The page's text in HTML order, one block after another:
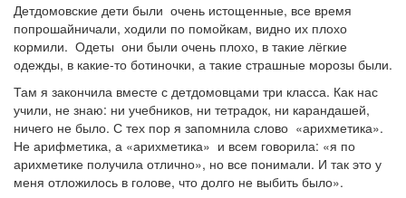
Детдомовские дети были очень истощенные, все время
попрошайничали, ходили по помойкам, видно их плохо
кормили. Одеты они были очень плохо, в такие лёгкие
одежды, в какие-то ботиночки, а такие страшные морозы были.
Там я закончила вместе с детдомовцами три класса. Как нас
учили, не знаю: ни учебников, ни тетрадок, ни карандашей,
ничего не было. С тех пор я запомнила слово «арихметика».
Не арифметика, а «арихметика» и всем говорила: «я по
арихметике получила отлично», но все понимали. И так это у
меня отложилось в голове, что долго не выбить было».